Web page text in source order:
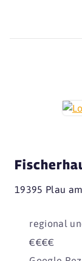
19395 Plau
regional
€€€€